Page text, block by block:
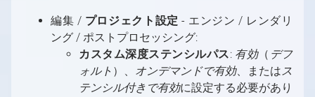
編集 / プロジェクト設定 - エンジン / レンダリ
ング / ポストプロセッシング:
カスタム深度ステンシルパス: 有効（ デフ
ォルト ）、 オンデマンドで有効、またはス
テンシル付きで有効に設定する必要があり